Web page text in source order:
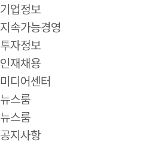
기업정보
지속가능경영
투자정보
인재채용
미디어센터
뉴스룸
뉴스룸
공지사항